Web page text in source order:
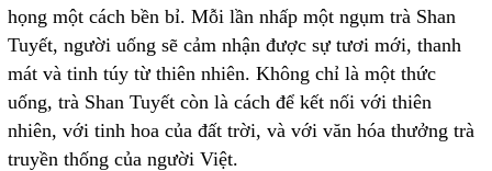
họng một cách bền bỉ. Mỗi lần nhấp một ngụm trà Shan
Tuyết, người uống sẽ cảm nhận được sự tươi mới, thanh
mát và tinh túy từ thiên nhiên. Không chỉ là một thức
uống, trà Shan Tuyết còn là cách để kết nối với thiên
nhiên, với tinh hoa của đất trời, và với văn hóa thưởng trà
truyền thống của người Việt.